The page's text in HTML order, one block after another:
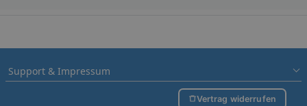
Support & Impressum
Vertrag widerrufen